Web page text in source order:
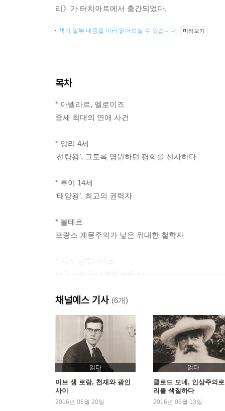
리》가 터치아트에서 출간되었다.
책의 일부 내용을 미리 읽어보실 수 있습니다. 미리보기
목차
* 아벨라르, 엘로이즈
중세 최대의 연애 사건
* 앙리 4세
‘선량왕’, 그토록 염원하던 평화를 선사하다
* 루이 14세
‘태양왕’, 최고의 권력자
* 볼테르
프랑스 계몽주의가 낳은 위대한 철학자
비극으로 끝난 호화로운 삶
* 나폴레옹
스스로 왕좌에 앉은 황제, 유럽을 정복하다
* 오노레 드 발자크
19세기 파리의 지치지 않는 기록자
* 빅토르 위고
에스메랄다와 카지모도의 창조자
채널예스 기사 (6개)
읽다
이브 생 로랑, 천재와 광인
사이
2016년 06월 20일
읽다
클로드 모네, 인상주의
리를 색칠하다
2016년 06월 13일